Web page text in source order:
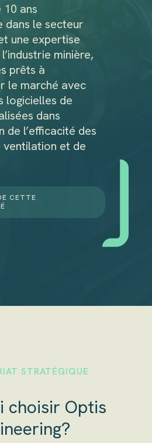
10 ans
dans le secteur
une expertise
minière,
prêts à
le marché avec
logicielles de
dans
de l’efficacité des
ventilation et de
CETTE
STRATÉGIQUE
choisir Optis